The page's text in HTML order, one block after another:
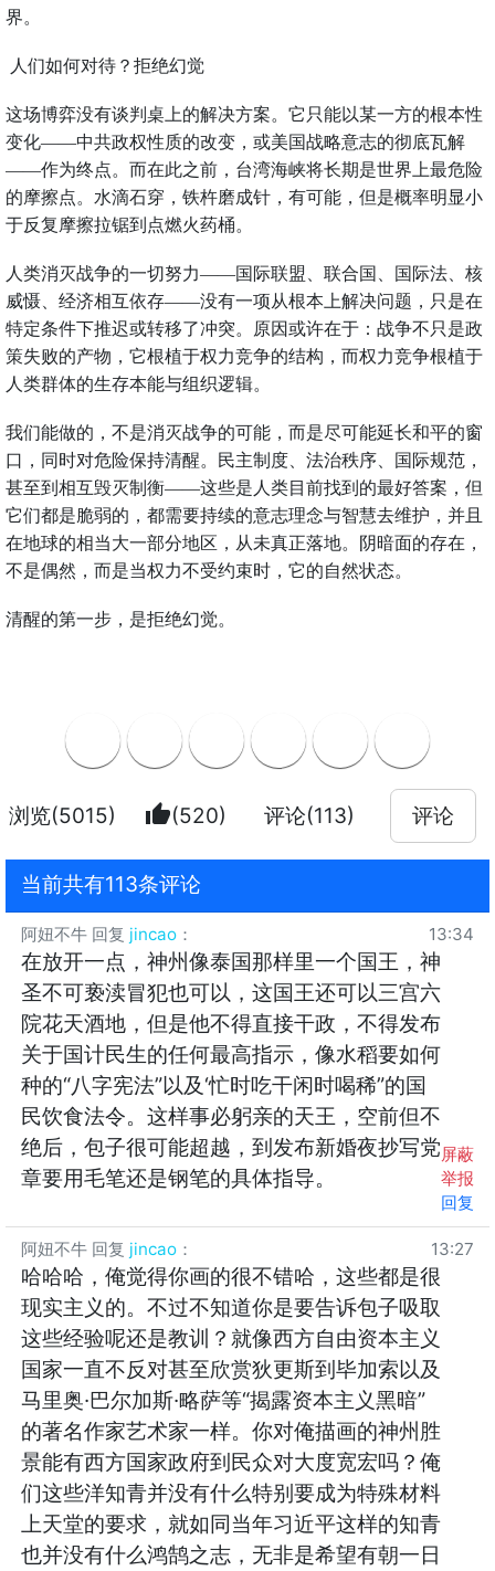
界。
人们如何对待？拒绝幻觉
这场博弈没有谈判桌上的解决方案。它只能以某一方的根本性
变化——中共政权性质的改变，或美国战略意志的彻底瓦解
——作为终点。而在此之前，台湾海峡将长期是世界上最危险
的摩擦点。水滴石穿，铁杵磨成针，有可能，但是概率明显小
于反复摩擦拉锯到点燃火药桶。
人类消灭战争的一切努力——国际联盟、联合国、国际法、核
威慑、经济相互依存——没有一项从根本上解决问题，只是在
特定条件下推迟或转移了冲突。原因或许在于：战争不只是政
策失败的产物，它根植于权力竞争的结构，而权力竞争根植于
人类群体的生存本能与组织逻辑。
我们能做的，不是消灭战争的可能，而是尽可能延长和平的窗
口，同时对危险保持清醒。民主制度、法治秩序、国际规范，
甚至到相互毁灭制衡——这些是人类目前找到的最好答案，但
它们都是脆弱的，都需要持续的意志理念与智慧去维护，并且
在地球的相当大一部分地区，从未真正落地。阴暗面的存在，
不是偶然，而是当权力不受约束时，它的自然状态。
清醒的第一步，是拒绝幻觉。
浏览(5015) thumb_up(520) 评论(113) 评论
当前共有113条评论
阿妞不牛 回复 jincao ： 13:34
在放开一点，神州像泰国那样里一个国王，神
圣不可亵渎冒犯也可以，这国王还可以三宫六
院花天酒地，但是他不得直接干政，不得发布
关于国计民生的任何最高指示，像水稻要如何
种的“八字宪法”以及‘忙时吃干闲时喝稀”的国
民饮食法令。这样事必躬亲的天王，空前但不
绝后，包子很可能超越，到发布新婚夜抄写党
章要用毛笔还是钢笔的具体指导。
屏蔽
举报
回复
阿妞不牛 回复 jincao ： 13:27
哈哈哈，俺觉得你画的很不错哈，这些都是很
现实主义的。不过不知道你是要告诉包子吸取
这些经验呢还是教训？就像西方自由资本主义
国家一直不反对甚至欣赏狄更斯到毕加索以及
马里奥·巴尔加斯·略萨等“揭露资本主义黑暗”
的著名作家艺术家一样。你对俺描画的神州胜
景能有西方国家政府到民众对大度宽宏吗？俺
们这些洋知青并没有什么特别要成为特殊材料
上天堂的要求，就如同当年习近平这样的知青
也并没有什么鸿鹄之志，无非是希望有朝一日